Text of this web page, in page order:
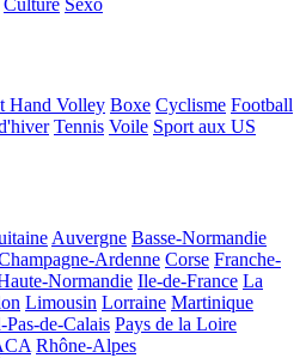
Culture Sexo
Hand Volley Boxe Cyclisme Football
Tennis Voile Sport aux US
Auvergne Basse-Normandie
Ardenne Corse Franche-
Normandie Ile-de-France La
Limousin Lorraine Martinique
Pas-de-Calais Pays de la Loire
Rhône-Alpes